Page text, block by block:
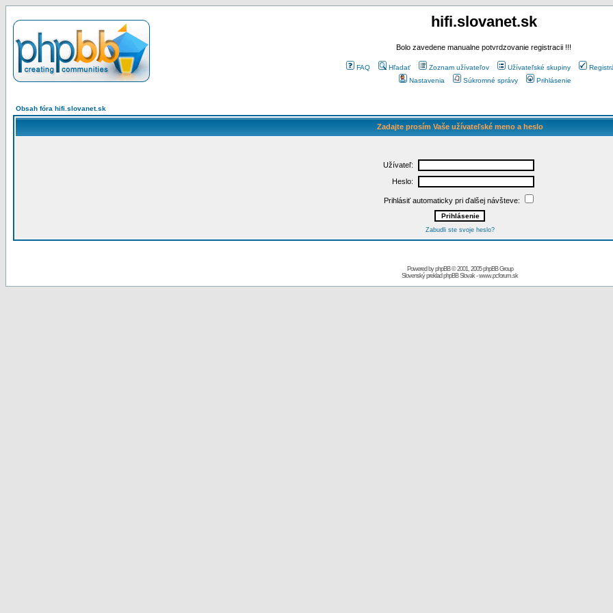
hifi.slovanet.sk
Bolo zavedene manualne potvrdzovanie registracii !!!
FAQ Hľadať Zoznam užívateľov Užívateľské skupiny
Nastavenia
Súkromné správy Prihlásenie
Obsah fóra hifi.slovanet.sk
Zadajte prosím Vaše užívateľské meno a heslo
Užívateľ:
Heslo:
Prihlásiť automaticky pri ďalšej návšteve:
Zabudli ste svoje heslo?
Powered byphpBB© 2001, 2005 phpBB Group
Slovenský preklad phpBB Slovak-www.pcforum.sk